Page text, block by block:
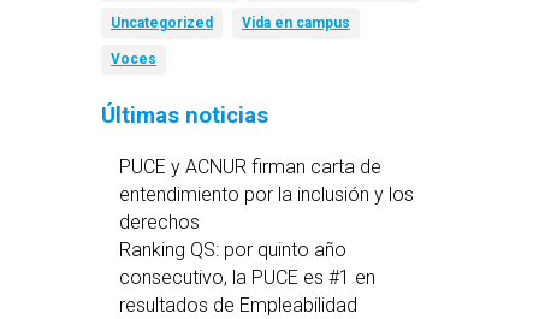
Uncategorized Vida en campus
Voces
Últimas noticias
PUCE y ACNUR firman carta de
entendimiento por la inclusión y los
derechos
Ranking QS: por quinto año
consecutivo, la PUCE es #1 en
resultados de Empleabilidad